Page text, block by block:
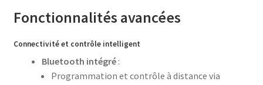
Fonctionnalités avancées
Connectivité et contrôle intelligent
Bluetooth intégré:
Programmation et contrôle à distance via